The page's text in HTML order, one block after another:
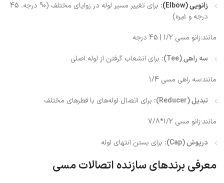
زانویی (Elbow)
:
برای تغییر مسیر لوله در زوایای مختلف (90 درجه، 45
درجه و غیره)
مانند:زانو مسی 1/2 | 45 درجه
سه راهی (Tee):
برای انشعاب گرفتن از لوله اصلی
مانند:سه راهی مسی 1/4
تبدیل (Reducer):
برای اتصال لوله‌های با قطرهای مختلف
مانند:زانو مسی 1/2*7/8
درپوش (Cap):
برای بستن انتهای لوله
معرفی برندهای سازنده اتصالات مسی